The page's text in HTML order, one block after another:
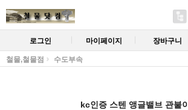
로그인 마이페이지 장바구니
철물,철물점 수도부속
kc인증 스텐 앵글밸브 관붙이